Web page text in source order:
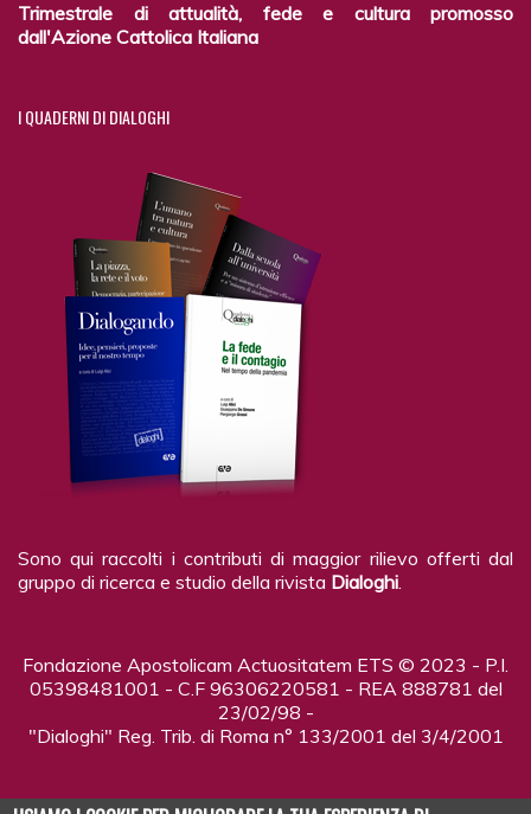
Trimestrale di attualità, fede e cultura promosso
dall'Azione Cattolica Italiana
IQUADERNI DI DIALOGHI
Sono qui raccolti i contributi di maggior rilievo offerti dal
gruppo di ricerca e studio della rivista Dialoghi
Fondazione Apostolicam Actuositatem ETS © 2023 - P.I.
05398481001 - C.F 96306220581 - REA 888781 del
23/02/98 -
"Dialoghi" Reg. Trib. di Roma n° 133/2001 del 3/4/2001